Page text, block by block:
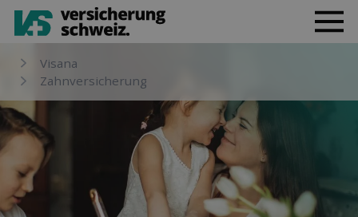
Visana
Zahn­versicherung